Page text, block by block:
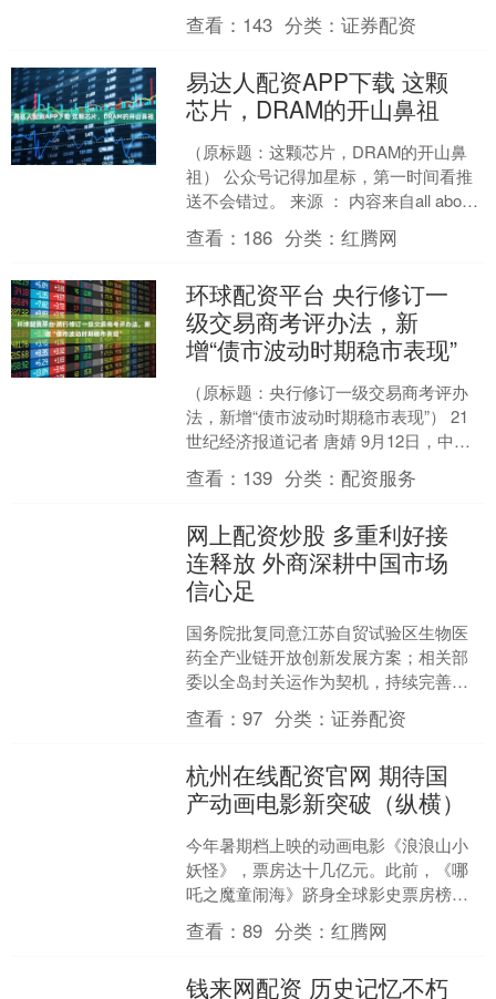
月11日～13日在北京举办“第十六届房地
产科学发展....
查看： 143 分类：证券配资
易达人配资APP下载 这颗
芯片，DRAM的开山鼻祖
（原标题：这颗芯片，DRAM的开山鼻
祖） 公众号记得加星标，第一时间看推
送不会错过。 来源 ： 内容来自all about
circuits 。 1970 年，....
查看： 186 分类：红腾网
环球配资平台 央行修订一
级交易商考评办法，新
增“债市波动时期稳市表现”
（原标题：央行修订一级交易商考评办
法，新增“债市波动时期稳市表现”） 21
世纪经济报道记者 唐婧 9月12日，中国
人民银行宣布调整优化公开市场业务一
级交易商考评....
查看： 139 分类：配资服务
网上配资炒股 多重利好接
连释放 外商深耕中国市场
信心足
国务院批复同意江苏自贸试验区生物医
药全产业链开放创新发展方案；相关部
委以全岛封关运作为契机，持续完善海
南自贸港政策制度体系；四川出台十九
条稳外资举措，推动外资在....
查看：97 分类：证券配资
杭州在线配资官网 期待国
产动画电影新突破（纵横）
今年暑期档上映的动画电影《浪浪山小
妖怪》，票房达十几亿元。此前，《哪
吒之魔童闹海》跻身全球影史票房榜第
五。这些影片的成功背后，是国产动画
电影在产业逻辑与文化表达....
查看：89 分类：红腾网
钱来网配资 历史记忆不朽